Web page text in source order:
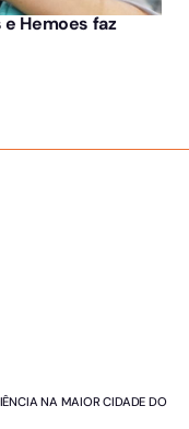
Hemoes faz
NA MAIOR CIDADE DO